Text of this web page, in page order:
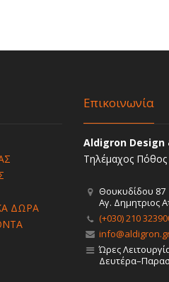
ΔΩΡΑ
Επικοινωνία
Aldigron Design
Τηλέμαχος
Θουκυδίδου 87
Αγ. Δημητριος
(+030) 210
Ώρες